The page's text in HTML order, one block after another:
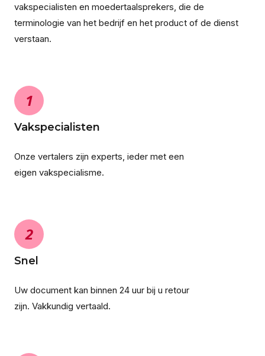
vakspecialisten en moedertaalsprekers, die de
terminologie van het bedrijf en het product of de dienst
verstaan.
1
Vakspecialisten
Onze vertalers zijn experts, ieder met een
eigen vakspecialisme.
2
Snel
Uw document kan binnen 24 uur bij u retour
zijn. Vakkundig vertaald.